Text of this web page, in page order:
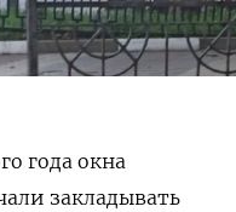
года окна
закладывать